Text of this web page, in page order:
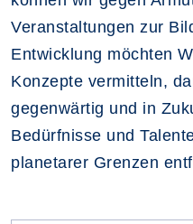
Veranstaltungen zur
Entwicklung möchten
Konzepte vermitteln,
gegenwärtig und in
Bedürfnisse und
planetarer Grenzen